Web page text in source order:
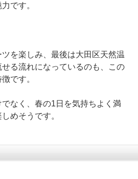
です。
を楽しみ、最後は大田区天然温
る流れになっているのも、この
です。
なく、春の1日を気持ちよく満
めそうです。